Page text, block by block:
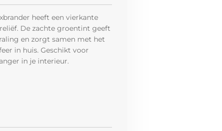
heeft een vierkante
De zachte groentint geeft
en zorgt samen met het
in huis. Geschikt voor
in je interieur.